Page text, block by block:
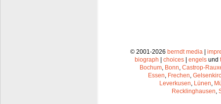
© 2001-2026 berndt media|
biograph
choices engels und
Bochum, Bonn, Castrop-
Essen, Frechen,
Leverkusen, Lünen,
Recklinghausen,